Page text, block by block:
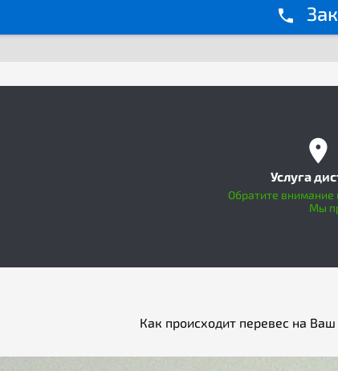
Услуга
Обратите внимание
Мы
Как происходит перевес на